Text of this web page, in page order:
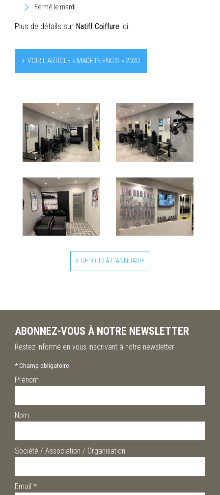
Fermé le mardi
Plus de détails sur Natiff Coiffure ici :
VOIR L’ARTICLE « MADE IN ENGIS » 2020
RETOUR À L'ANNUAIRE
ABONNEZ-VOUS À NOTRE NEWSLETTER
Restez informé en vous inscrivant à notre newsletter
*Champ obligatoire
Prénom
Nom
Société / Association / Organisation
Email *